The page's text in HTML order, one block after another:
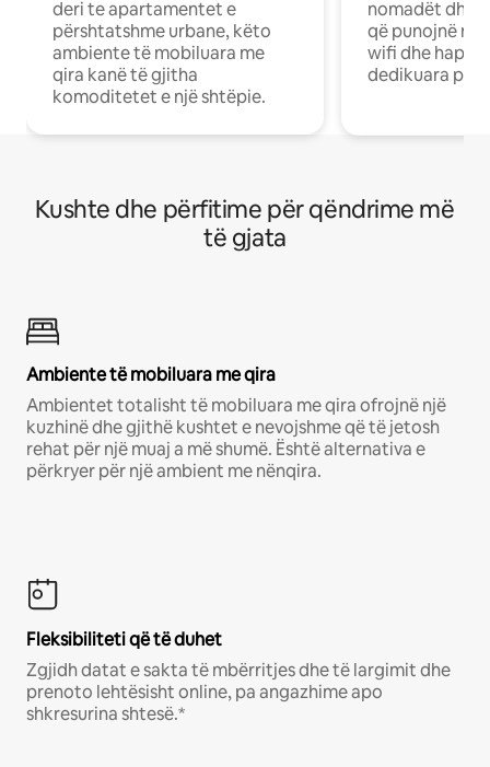
deri te apartamentet e
përshtatshme urbane, këto
ambiente të mobiluara me
qira kanë të gjitha
komoditetet e një shtëpie.
nomadët dhe
që punojnë në
wifi dhe
dedikuara
Kushte dhe përfitime për qëndrime më
të gjata
Ambiente të mobiluara me qira
Ambientet totalisht të mobiluara me qira ofrojnë një
kuzhinë dhe gjithë kushtet e nevojshme që të jetosh
rehat për një muaj a më shumë. Është alternativa e
përkryer për një ambient me nënqira.
Fleksibiliteti që të duhet
Zgjidh datat e sakta të mbërritjes dhe të largimit dhe
prenoto lehtësisht online, pa angazhime apo
shkresurina shtesë.*